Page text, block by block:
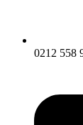
0212 558